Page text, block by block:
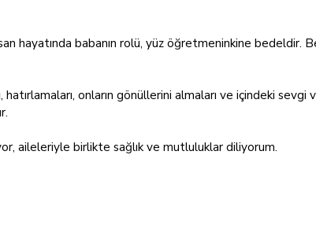
hayatında babanın rolü, yüz öğretmeninkine bedeldir.
onların gönüllerini almaları ve içindeki sevgi
aileleriyle birlikte sağlık ve mutluluklar diliyorum.